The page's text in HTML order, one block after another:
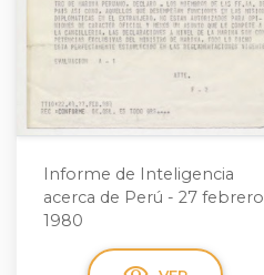
Informe de Inteligencia
acerca de Perú - 27 febrero
1980